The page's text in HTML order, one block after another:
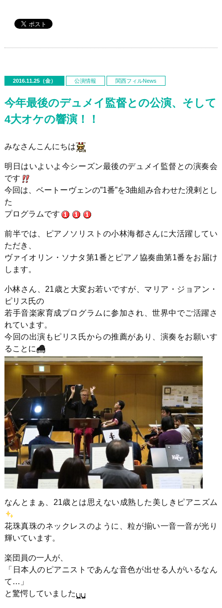
2016.11.25（金） 公演情報 関西フィルNews
今年最後のデュメイ監督との公演、そして
4大オケの響演！！
みなさんこんにちは
明日はいよいよ今シーズン最後のデュメイ監督との演奏会
です
今回は、ベートーヴェンの”1番”を3曲組み合わせた溌剌とし
た
プログラムです
前半では、ピアノソリストの小林海都さんに大活躍してい
ただき、
ヴァイオリン・ソナタ第1番とピアノ協奏曲第1番をお届け
します。
小林さん、21歳と大変お若いですが、マリア・ジョアン・
ピリス氏の
若手音楽家育成プログラムに参加され、世界中でご活躍さ
れています。
今回の出演もピリス氏からの推薦があり、演奏をお願いす
ることに
なんとまぁ、21歳とは思えない成熟した美しきピアニズム
花珠真珠のネックレスのように、粒が揃い一音一音が光り
輝いています。
楽団員の一人が、
「日本人のピアニストであんな音色が出せる人がいるなん
て…」
と驚愕していました